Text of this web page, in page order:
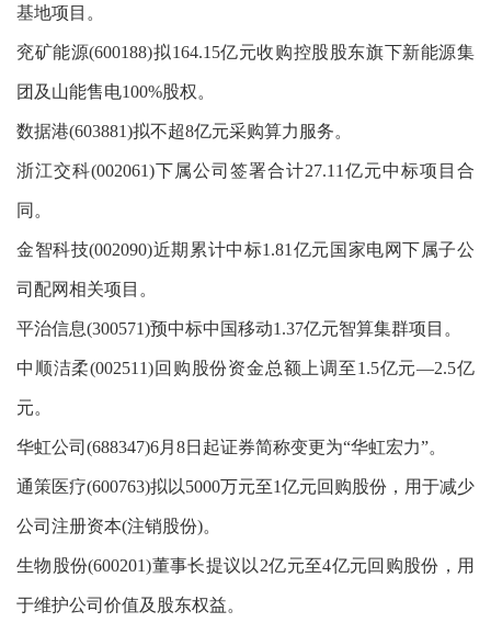
基地项目。
兖矿能源(600188)拟164.15亿元收购控股股东旗下新能源集
团及山能售电100%股权。
数据港(603881)拟不超8亿元采购算力服务。
浙江交科(002061)下属公司签署合计27.11亿元中标项目合
同。
金智科技(002090)近期累计中标1.81亿元国家电网下属子公
司配网相关项目。
平治信息(300571)预中标中国移动1.37亿元智算集群项目。
中顺洁柔(002511)回购股份资金总额上调至1.5亿元—2.5亿
元。
华虹公司(688347)6月8日起证券简称变更为“华虹宏力”。
通策医疗(600763)拟以5000万元至1亿元回购股份，用于减少
公司注册资本(注销股份)。
生物股份(600201)董事长提议以2亿元至4亿元回购股份，用
于维护公司价值及股东权益。